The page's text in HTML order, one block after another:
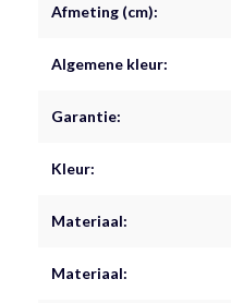
Afmeting (cm):
Algemene kleur:
Garantie:
Kleur:
Materiaal:
Materiaal: